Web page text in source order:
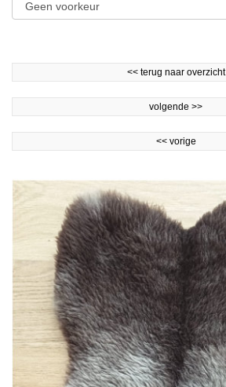
<< terug naar overzicht
volgende >>
<< vorige